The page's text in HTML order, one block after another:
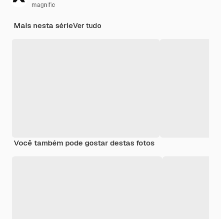
magnific
Mais nesta sérieVer tudo
Você também pode gostar destas fotos